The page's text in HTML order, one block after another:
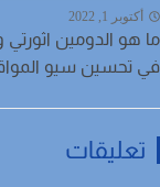
1, 2022
الدومين اثورتي و
تحسين سيو